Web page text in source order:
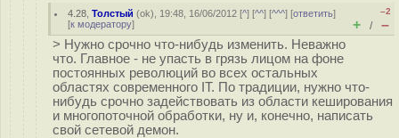
4.28 ,Толстый (ok), 19:48, 16/06/2012 [^] [^^] [^^^] [ответить]
[к модератору]
–2
+ / –
> Нужно срочно что-нибудь изменить. Неважно
что. Главное - не упасть в грязь лицом на фоне
постоянных революций во всех остальных
областях современного IT. По традиции, нужно что-
нибудь срочно задействовать из области кеширования
и многопоточной обработки, ну и, конечно, написать
свой сетевой демон.